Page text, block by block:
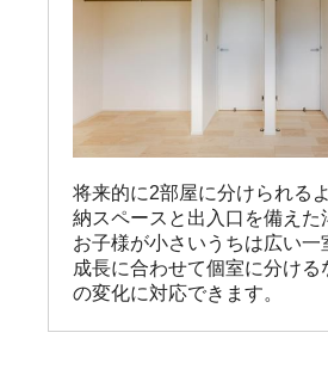
将来的に2部屋に分けられる
納スペースと出入口を備えた
お子様が小さいうちは広い一
成長に合わせて個室に分ける
の変化に対応できます。